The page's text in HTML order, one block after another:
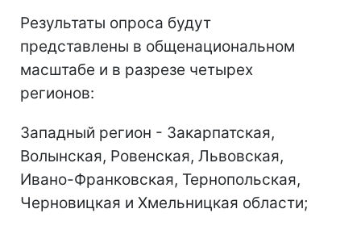
Результаты опроса будут
представлены в общенациональном
масштабе и в разрезе четырех
регионов:
Западный регион - Закарпатская,
Волынская, Ровенская, Львовская,
Ивано-Франковская, Тернопольская,
Черновицкая и Хмельницкая области;